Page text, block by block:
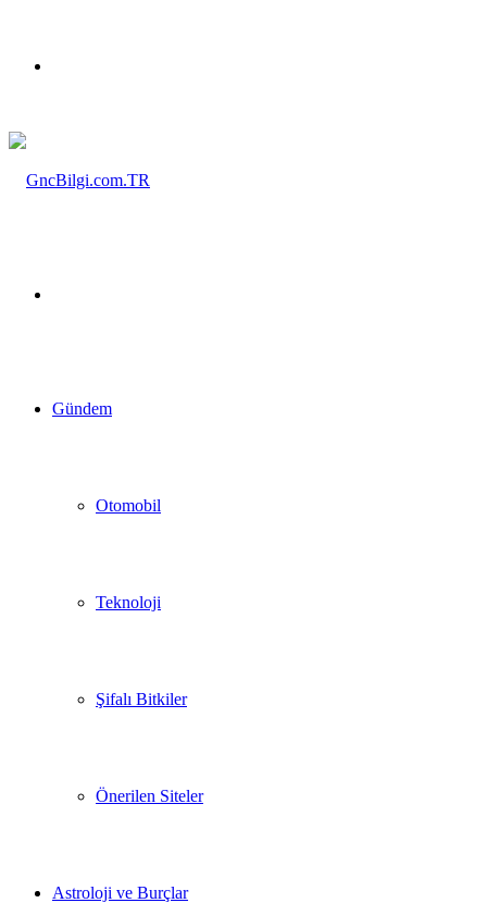
Gündem
Otomobil
Teknoloji
Şifalı Bitkiler
Önerilen Siteler
Astroloji ve Burçlar